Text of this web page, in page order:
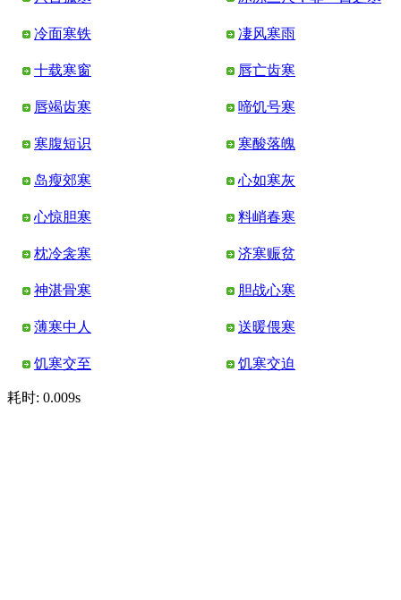
冷面寒铁 凄风寒雨
十载寒窗 唇亡齿寒
唇竭齿寒 啼饥号寒
寒腹短识 寒酸落魄
岛瘦郊寒 心如寒灰
心惊胆寒 料峭春寒
枕冷衾寒 济寒赈贫
神湛骨寒 胆战心寒
薄寒中人 送暖偎寒
饥寒交至 饥寒交迫
耗时: 0.009s